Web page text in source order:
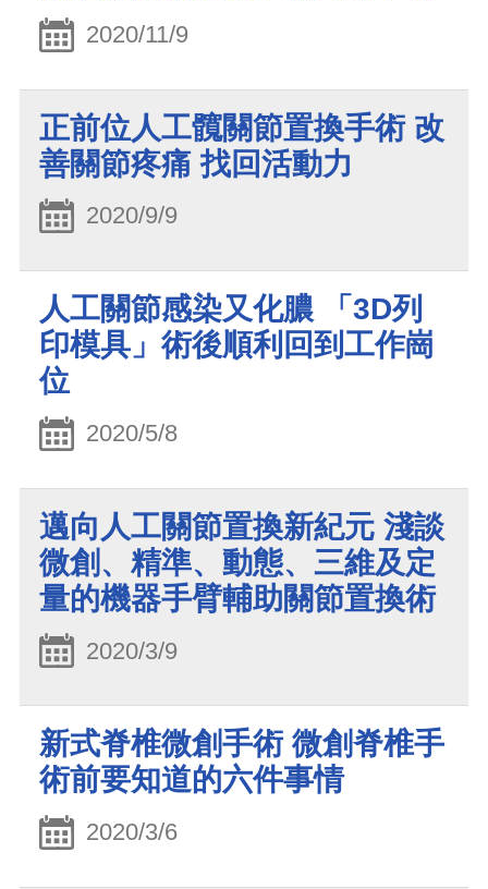
2020/11/9
正前位人工髖關節置換手術 改
善關節疼痛 找回活動力
2020/9/9
人工關節感染又化膿 「3D列
印模具」術後順利回到工作崗
位
2020/5/8
邁向人工關節置換新紀元 淺談
微創、精準、動態、三維及定
量的機器手臂輔助關節置換術
2020/3/9
新式脊椎微創手術 微創脊椎手
術前要知道的六件事情
2020/3/6